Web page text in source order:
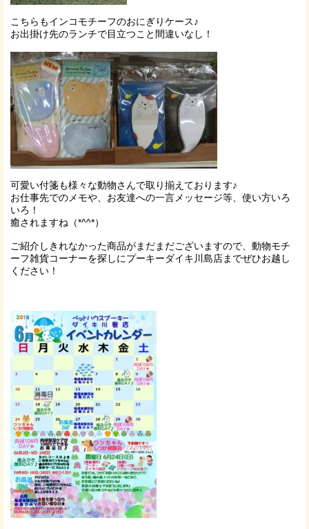
こちらもインコモチーフのおにぎりケース♪
お出掛け先のランチで目立つこと間違いなし！
可愛い付箋も様々な動物さんで取り揃えております♪
お仕事先でのメモや、お友達への一言メッセージ等、使い方いろ
いろ！
癒されますね（*^^*）
ご紹介しきれなかった商品がまだまだございますので、動物モチ
ーフ雑貨コーナーを探しにプーキーダイキ川島店までぜひお越し
ください！